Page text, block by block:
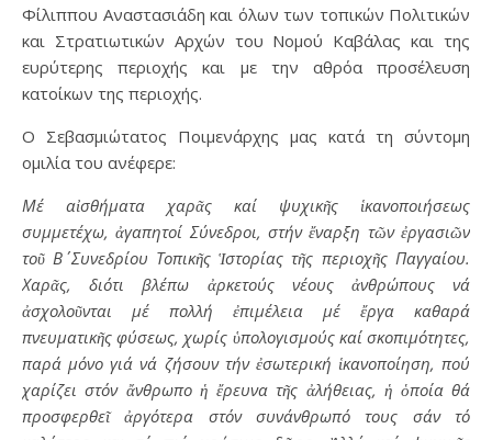
Φίλιππου Αναστασιάδη και όλων των τοπικών Πολιτικών
και Στρατιωτικών Αρχών του Νομού Καβάλας και της
ευρύτερης περιοχής και με την αθρόα προσέλευση
κατοίκων της περιοχής.
Ο Σεβασμιώτατος Ποιμενάρχης μας κατά τη σύντομη
ομιλία του ανέφερε:
Μέ αἰσθήματα χαρᾶς καί ψυχικῆς ἱκανοποιήσεως
συμμετέχω, ἀγαπητοί Σύνεδροι, στήν ἔναρξη τῶν ἐργασιῶν
τοῦ Β΄ Συνεδρίου Τοπικῆς Ἱστορίας τῆς περιοχῆς Παγγαίου.
Χαρᾶς, διότι βλέπω ἀρκετούς νέους ἀνθρώπους νά
ἀσχολοῦνται μέ πολλή ἐπιμέλεια μέ ἔργα καθαρά
πνευματικῆς φύσεως, χωρίς ὑπολογισμούς καί σκοπιμότητες,
παρά μόνο γιά νά ζήσουν τήν ἐσωτερική ἱκανοποίηση, πού
χαρίζει στόν ἄνθρωπο ἡ ἔρευνα τῆς ἀλήθειας, ἡ ὁποία θά
προσφερθεῖ ἀργότερα στόν συνάνθρωπό τους σάν τό